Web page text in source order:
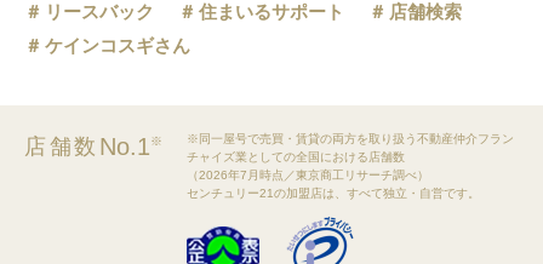
リースバック
住まいるサポート
店舗検索
ケインコスギさん
店舗数 No.1※
※同一屋号で売買・賃貸の両方を取り扱う不動産仲介フラン
チャイズ業としての全国における店舗数
（2026年7月時点／東京商工リサーチ調べ）
センチュリー21の加盟店は、すべて独立・自営です。